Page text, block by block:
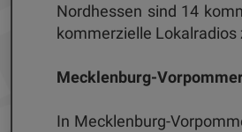
Nordhessen sind 14
kommerzielle Lokalradios
Mecklenburg-
In Mecklenburg-